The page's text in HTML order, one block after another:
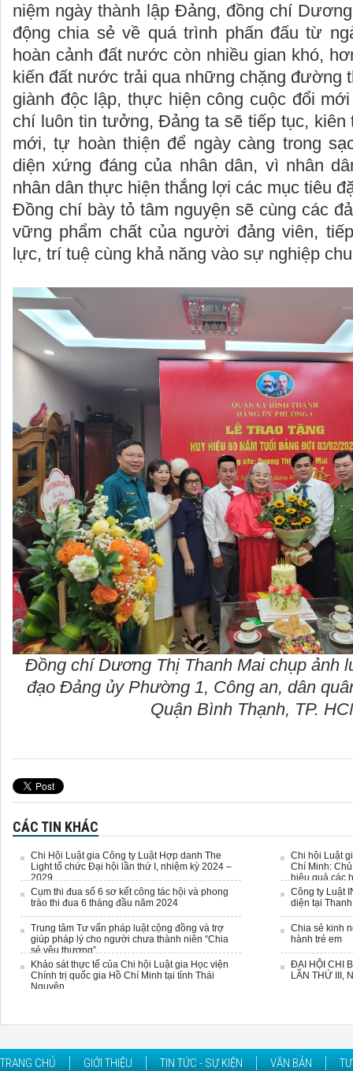
niệm ngày thành lập Đảng, đồng chí
động chia sẻ về quá trình phấn đấu từ
hoàn cảnh đất nước còn nhiều gian khó,
kiến đất nước trải qua những chặng đường
giành độc lập, thực hiện công cuộc đổi
chí luôn tin tưởng, Đảng ta sẽ tiếp tục, kiên
mới, tự hoàn thiện để ngày càng trong
diện xứng đáng của nhân dân, vì nhân
nhân dân thực hiện thắng lợi các mục tiêu
Đồng chí bày tỏ tâm nguyện sẽ cùng các
vững phẩm chất của người đảng viên,
lực, trí tuệ cùng khả năng vào sự nghiệp
Đồng chí Dương Thị Thanh Mai chụp ảnh
đạo Đảng ủy Phường 1, Công an, dân
Quận Bình Thạnh, TP.
CÁC TIN KHÁC
Chi Hội Luật gia Công ty Luật Hợp danh The
Light tổ chức Đại hội lần thứ I, nhiệm kỳ 2024 –
2029.
Cụm thi đua số 6 sơ kết công tác hội và phong
trào thi đua 6 tháng đầu năm 2024
Trung tâm Tư vấn pháp luật cộng đồng và trợ
giúp pháp lý cho người chưa thành niên “Chia
sẻ yêu thương”
Khảo sát thực tế của Chi hội Luật gia Học viện
Chính trị quốc gia Hồ Chí Minh tại tỉnh Thái
Nguyên
Chi hội Luật
Chí Minh:
hiệu quả các
góp ý kiến
Công ty Luật
diện tại
Chia sẻ kinh
hành trẻ em
ĐẠI HỘI CHI
LẦN THỨ III,
TRANG CHỦ GIỚI THIỆU TIN TỨC - SỰ KIỆN VĂN BẢN